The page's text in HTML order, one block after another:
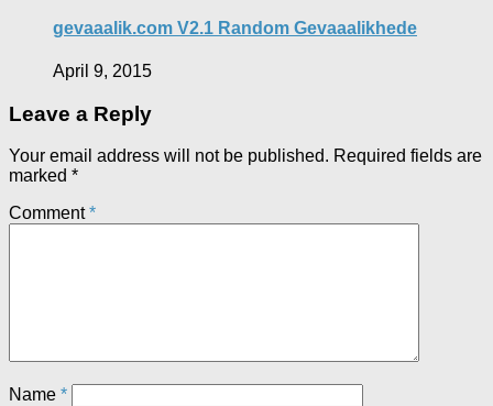
gevaaalik.com V2.1 Random Gevaaalikhede
April 9, 2015
Leave a Reply
Your email address will not be published. Required fields are
marked *
Comment*
Name *